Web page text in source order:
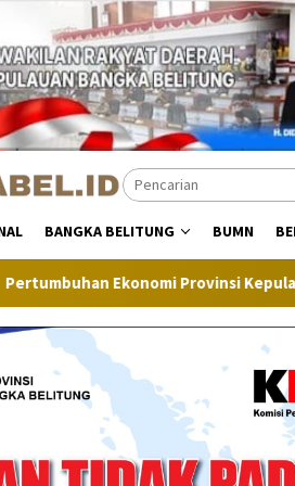
BANGKA BELITUNG BUMN
Provinsi Kepulauan Bangka Belitung